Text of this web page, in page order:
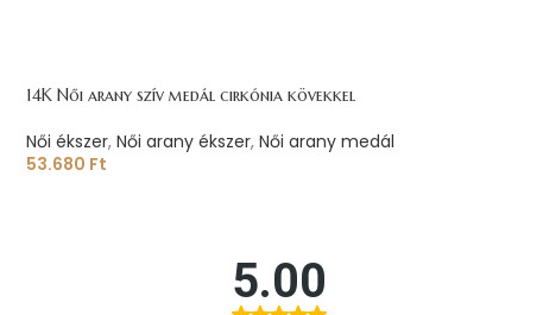
14K Női arany szív medál cirkónia kövekkel
Női ékszer, Női arany ékszer, Női arany medál
53.680 Ft